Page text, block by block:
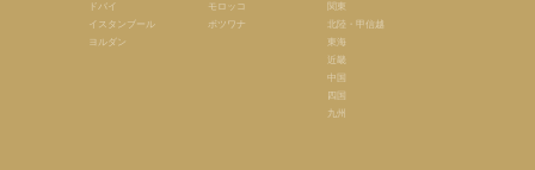
ドバイ
イスタンブール
ヨルダン
モロッコ
ボツワナ
関東
北陸・甲信越
東海
近畿
中国
四国
九州